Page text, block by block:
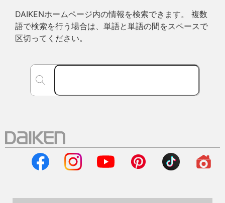
DAIKENホームページ内の情報を検索できます。 複数
語で検索を行う場合は、単語と単語の間をスペースで
区切ってください。